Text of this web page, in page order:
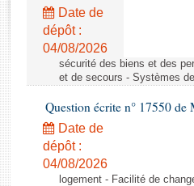
Rapports législatifs
Rapports sur l'application des lois
Baromètre de l’application des
Dossiers législatifs
Budget et sécurité sociale
Questions écrites et orales
Comptes rendus des débats
Date de
dépôt :
04/08/2026
sécurité des biens et des
et de secours - Systèmes
Question écrite n° 17550
Date de
dépôt :
04/08/2026
logement - Facilité de